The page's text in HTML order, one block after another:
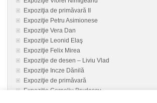
Expoziţia de primăvară II
Expoziţie Petru Asimionese
Expoziţie Vera Dan
Expoziţie Leonid Elaş
Expoziţie Felix Mirea
Expoziţie de desen – Liviu Vlad
Expoziţie Incze Dănilă
Expoziţie de primăvară
Expoziţie Corneliu Brudaṣcu